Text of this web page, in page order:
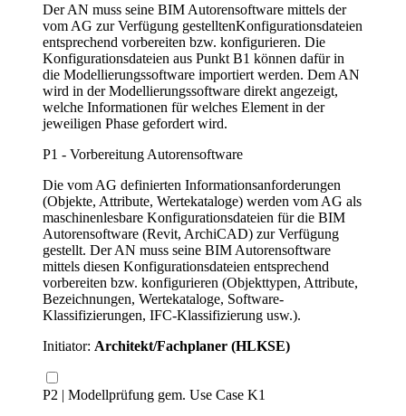
Der AN muss seine BIM Autorensoftware mittels der
vom AG zur Verfügung gestelltenKonfigurationsdateien
entsprechend vorbereiten bzw. konfigurieren. Die
Konfigurationsdateien aus Punkt B1 können dafür in
die Modellierungssoftware importiert werden. Dem AN
wird in der Modellierungssoftware direkt angezeigt,
welche Informationen für welches Element in der
jeweiligen Phase gefordert wird.
P1 - Vorbereitung Autorensoftware
Die vom AG definierten Informationsanforderungen
(Objekte, Attribute, Wertekataloge) werden vom AG als
maschinenlesbare Konfigurationsdateien für die BIM
Autorensoftware (Revit, ArchiCAD) zur Verfügung
gestellt. Der AN muss seine BIM Autorensoftware
mittels diesen Konfigurationsdateien entsprechend
vorbereiten bzw. konfigurieren (Objekttypen, Attribute,
Bezeichnungen, Wertekataloge, Software-
Klassifizierungen, IFC-Klassifizierung usw.).
Initiator: Architekt/Fachplaner (HLKSE)
P2 | Modellprüfung gem. Use Case K1